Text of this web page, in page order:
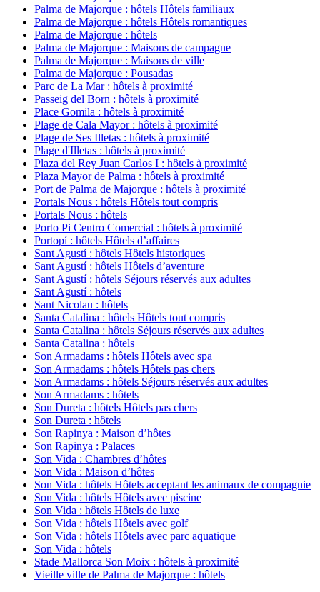
Palma de Majorque : hôtels Hôtels familiaux
Palma de Majorque : hôtels Hôtels romantiques
Palma de Majorque : hôtels
Palma de Majorque : Maisons de campagne
Palma de Majorque : Maisons de ville
Palma de Majorque : Pousadas
Parc de La Mar : hôtels à proximité
Passeig del Born : hôtels à proximité
Place Gomila : hôtels à proximité
Plage de Cala Mayor : hôtels à proximité
Plage de Ses Illetas : hôtels à proximité
Plage d'Illetas : hôtels à proximité
Plaza del Rey Juan Carlos I : hôtels à proximité
Plaza Mayor de Palma : hôtels à proximité
Port de Palma de Majorque : hôtels à proximité
Portals Nous : hôtels Hôtels tout compris
Portals Nous : hôtels
Porto Pi Centro Comercial : hôtels à proximité
Portopí : hôtels Hôtels d’affaires
Sant Agustí : hôtels Hôtels historiques
Sant Agustí : hôtels Hôtels d’aventure
Sant Agustí : hôtels Séjours réservés aux adultes
Sant Agustí : hôtels
Sant Nicolau : hôtels
Santa Catalina : hôtels Hôtels tout compris
Santa Catalina : hôtels Séjours réservés aux adultes
Santa Catalina : hôtels
Son Armadams : hôtels Hôtels avec spa
Son Armadams : hôtels Hôtels pas chers
Son Armadams : hôtels Séjours réservés aux adultes
Son Armadams : hôtels
Son Dureta : hôtels Hôtels pas chers
Son Dureta : hôtels
Son Rapinya : Maison d’hôtes
Son Rapinya : Palaces
Son Vida : Chambres d’hôtes
Son Vida : Maison d’hôtes
Son Vida : hôtels Hôtels acceptant les animaux de compagnie
Son Vida : hôtels Hôtels avec piscine
Son Vida : hôtels Hôtels de luxe
Son Vida : hôtels Hôtels avec golf
Son Vida : hôtels Hôtels avec parc aquatique
Son Vida : hôtels
Stade Mallorca Son Moix : hôtels à proximité
Vieille ville de Palma de Majorque : hôtels